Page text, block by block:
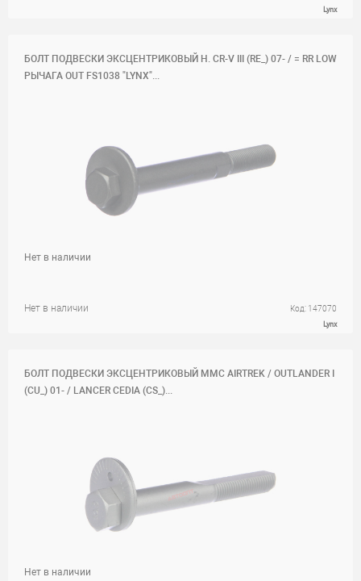
Lynx
БОЛТ ПОДВЕСКИ ЭКСЦЕНТРИКОВЫЙ H. CR-V III (RE_) 07- / = RR LOW
РЫЧАГА OUT FS1038 "LYNX"...
Нет в наличии Код: 147070
Lynx
Нет в наличии
БОЛТ ПОДВЕСКИ ЭКСЦЕНТРИКОВЫЙ MMC AIRTREK / OUTLANDER I
(CU_) 01- / LANCER CEDIA (CS_)...
Нет в наличии